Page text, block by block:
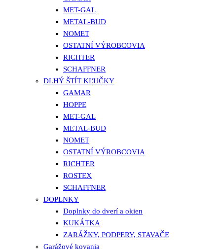
MET-GAL
METAL-BUD
NOMET
OSTATNÍ VÝROBCOVIA
RICHTER
SCHAFFNER
DLHÝ ŠTÍT KĽUČKY
GAMAR
HOPPE
MET-GAL
METAL-BUD
NOMET
OSTATNÍ VÝROBCOVIA
RICHTER
ROSTEX
SCHAFFNER
DOPLNKY
Doplnky do dverí a okien
KUKÁTKA
ZARÁŽKY, PODPERY, STAVAČE
Garážové kovania